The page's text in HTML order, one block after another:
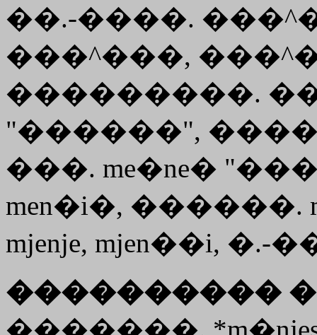
��.-����. ���^�
���^���,
���������.
"������",
���. me�ne�
men�i�, ������.
mjenje, mjen��i,
����������
�������.